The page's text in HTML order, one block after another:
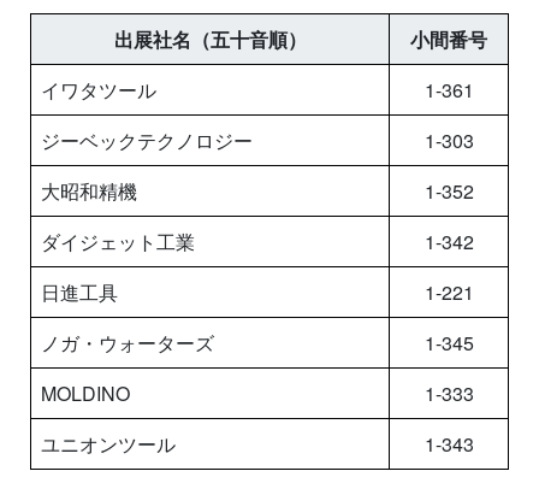
出展社名（五十音順）
小間番号
イワタツール
1-361
ジーベックテクノロジー
1-303
大昭和精機
1-352
ダイジェット工業
1-342
日進工具
1-221
ノガ・ウォーターズ
1-345
MOLDINO
1-333
ユニオンツール
1-343